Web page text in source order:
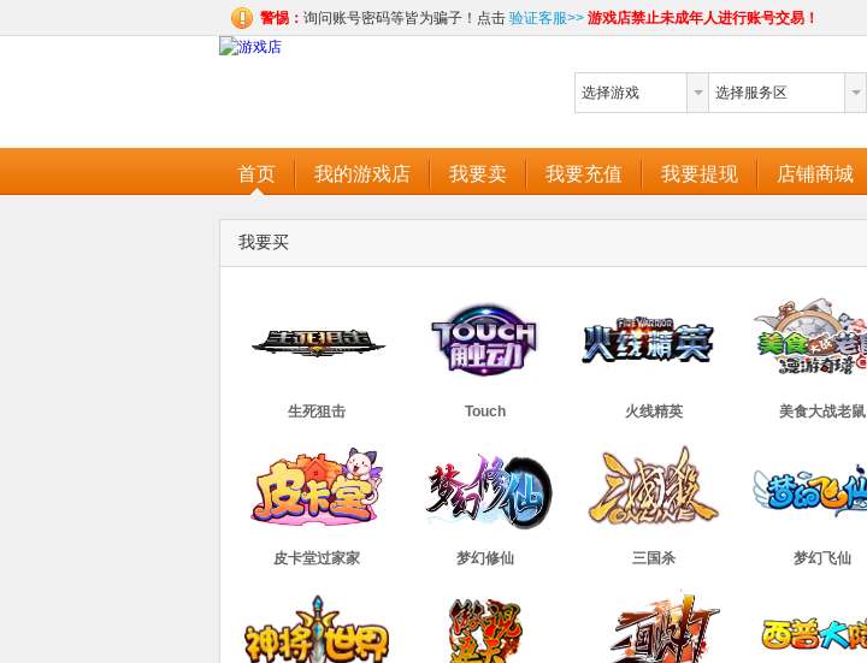
警惕： 询问账号密码等皆为骗子！点击 验证客服>> 游戏店禁止未成年人进行账号交易！
选择游戏 选择服务区
首页 我的游戏店 我要卖 我要充值 我要提现 店铺商城
我要买
生死狙击 Touch 火线精英 美食大战老鼠
皮卡堂过家家 梦幻修仙 三国杀 梦幻飞仙